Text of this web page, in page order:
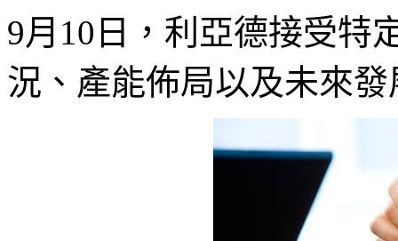
9月10日，利亞德接受特
況、產能佈局以及未來